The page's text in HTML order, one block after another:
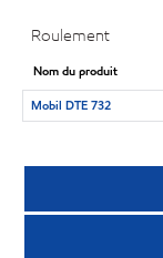
Roulement
Nom du produit
Mobil DTE 732